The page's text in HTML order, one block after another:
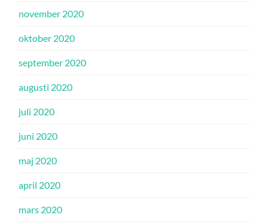
november 2020
oktober 2020
september 2020
augusti 2020
juli 2020
juni 2020
maj 2020
april 2020
mars 2020